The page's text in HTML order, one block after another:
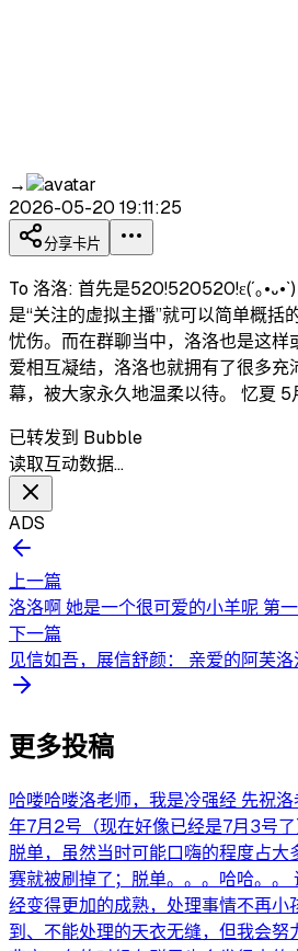
→
2026-05-20 19:11:25
分享卡片
To 洛洛: 首先是520!520520!ε(´｡
是“关注的虚拟主播”就可以简单概
忧伤。而在群聊当中，洛洛也是这
爱相互凝结，洛洛也就拥有了很多
幕，被大家永久地温柔以待。 忆夏 5
已转发到 Bubble
读取互动数据…
ADS
上一篇
洛洛啊 她是一个很可爱的小羊呢 第
下一篇
见信如吾，展信舒颜： 亲爱的阿芙
更多投稿
哈喽哈喽洛老师，我是冷强经 先祝
年7月2号（现在好像已经是7月3号
脱单，虽然当时可能口嗨的程度占
赛就被刷掉了；脱单。。。哈哈。
经变得更加的成熟，处理事情不再
到、不能处理的天衣无缝，但我会